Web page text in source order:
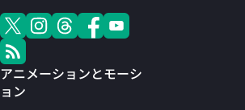
アニメーションとモーシ
ョン